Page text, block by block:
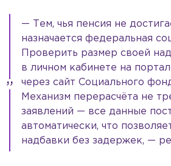
— Тем, чья пенсия не
назначается федеральная
Проверить размер своей
в личном кабинете на
через сайт Социального
Механизм перерасчёта не
заявлений — все данные
автоматически, что
надбавки без задержек, —